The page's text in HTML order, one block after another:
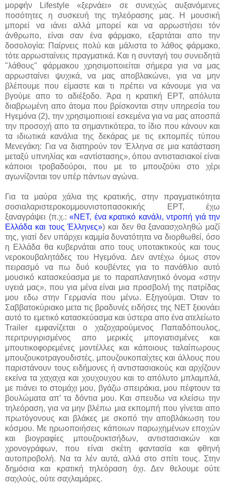
μορφήν Lifestyle «ξερνάει» σε συνεχώς αυξανόμενες
ποσότητες η συσκευή της τηλεόρασης μας. Η μουσική
μπορεί να ιάνει αλλά μπορεί και να αρρωστήσει τόν
άνθρωπο, είναι σαν ένα φάρμακο, εξαρτάται απο την
δοσολογία: Παίρνεις πολύ και μάλιστα το λάθος φάρμακο,
τότε αρρωσταίνεις πραγματικά. Και η συνταγή του συνειδητά
"λάθους" φάρμακου χρησιμοποιείται σήμερα για να μας
αρρωσταίνει ψυχικά, να μας αποβλακώνει, για να μην
βλέπουμε που είμαστε και τι πρέπει να κάνουμε για να
βγούμε απο το αδιέξοδο. Άρα η κρατική ΕΡΤ, απόλυτα
διαβρωμένη απο άτομα που βρίσκονται στην υπηρεσία του
Ηγεμόνα (2), την χρησιμοπιοιεί εσκεμένα για να μας αποσπά
την προσοχή απο τα σημαντικότερα, το ίδιο που κάνουν και
τα ιδιωτικά κανάλια της δεκάρας με τις εκπομπές τύπου
Μενεγάκη: Για να διατηρούν τον Έλληνα σε μια κατάσταση
μεταξύ υπνηλίας και «αντίστασης», όπου αντιστασιακοί είναι
κάποιοι τροβαδούροι, που με το μπουζούκι στο χέρι
αγωνίζονται τον υπέρ πάντων αγώνα.
Για τα μαύρα χάλια της κρατικής, στην πραγματικότητα
σοσιαλαριστεροκομμουνιστοπασοκικής ΕΡΤ, έχω
ξαναγράψει (π.χ.: «ΝΕΤ, ένα κρατικό κανάλι, ντροπή γιά την
Ελλάδα και τους Έλληνες») και δεν θα ξαναασχοληθώ μαζί
της, γιατί δεν υπάρχει καμμία δυνατότητα να διορθωθεί, όσο
η Ελλάδα θα κυβερνάται απο τους υποτακτικούς και τους
νεροκουβαλητάδες του Ηγεμόνα. Δεν αντέχω όμως στον
πειρασμό να πω δυό κουβέντες για το πανάθλιο αυτό
μουσικό κατασκεύασμα με το παραπλανητικό όνομα «στην
υγειά μας», που για μένα είναι μια προσβολή της πατρίδας
μου εδω στην Γερμανία που μένω. Εξηγούμαι. Όταν το
Σαββατοκύριακο μετα τις βραδυνές ειδήσες της ΝΕΤ ξεκινάει
αυτό το εμετικό κατασκεύασμα και ύστερα απο ένα ατελείωτο
Trailer εμφανίζεται ο χαζοχαρούμενος Παπαδόπουλος,
περιτρυγιρισμένος απο μερικές μπογιατισμένες και
μπουτικοφορεμένες μοντέλλες και κάποιους ταλαίπωρους
μπουζουκοτραγουδιστές, μπουζουκοπαίχτες και άλλους που
παριστάνουν τους ειδήμονες ή αντιστασιακούς και αρχίζουν
εκείνα τα χαχαχα και χουχουχου και το απόλυτο μπλαμπλά,
με πιάνει το στομάχι μου, βγάζω σπειράκια, μου πέφτουν τα
βουλώματα απ’ τα δόντια μου. Και σπευδω να κλείσω την
τηλεόραση, για να μην βλέπω μια εκπομπή που γίνεται απο
πρωτόγονους και βλάκες με σκοπό την αποβλάκωση του
κόσμου. Με ηρωοποιήσεις κάποιων παρωχημένων εποχών
και βιογραφίες μπουζουκτσήδων, αντιστασιακών και
χρονογράφων, που είναι σκέτη φαντασία και φθηνή
αυτοπροβολή. Να τα λέν αυτά, αλλά στο σπίτι τους. Στην
δημόσια και κρατική τηλεόραση όχι. Δεν θελουμε ούτε
σαχλούς, ούτε σαχλαμάρες.